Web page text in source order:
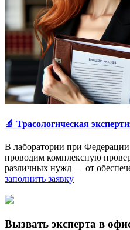
🔬 Трасологическая
В лаборатории при
проводим комплексную
различных нужд — от
заполнить заявку
Вызвать эксперта в